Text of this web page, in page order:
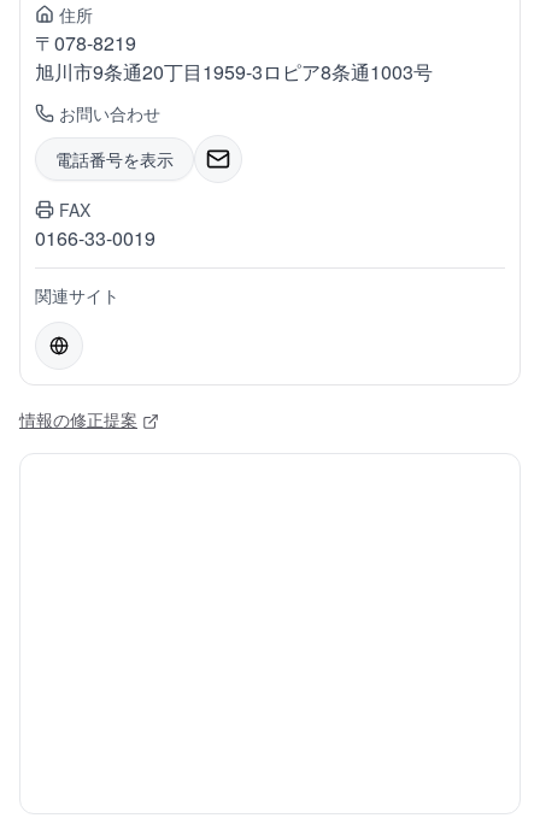
住所
〒078-8219
旭川市9条通20丁目1959-3ロピア8条通1003号
お問い合わせ
電話番号を表示
FAX
0166-33-0019
関連サイト
情報の修正提案